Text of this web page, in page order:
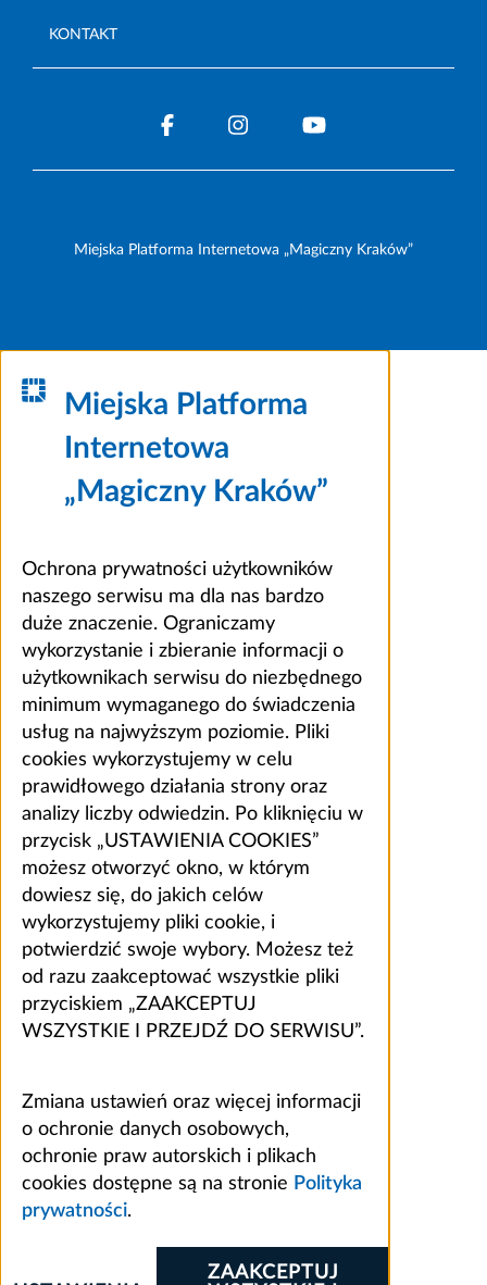
KONTAKT
Miejska Platforma Internetowa „Magiczny Kraków”
Miejska Platforma
Internetowa
„Magiczny Kraków”
Ochrona prywatności użytkowników
naszego serwisu ma dla nas bardzo
duże znaczenie. Ograniczamy
wykorzystanie i zbieranie informacji o
użytkownikach serwisu do niezbędnego
minimum wymaganego do świadczenia
usług na najwyższym poziomie. Pliki
cookies wykorzystujemy w celu
prawidłowego działania strony oraz
analizy liczby odwiedzin. Po kliknięciu w
przycisk „USTAWIENIA COOKIES”
możesz otworzyć okno, w którym
dowiesz się, do jakich celów
wykorzystujemy pliki cookie, i
potwierdzić swoje wybory. Możesz też
od razu zaakceptować wszystkie pliki
przyciskiem „ZAAKCEPTUJ
WSZYSTKIE I PRZEJDŹ DO SERWISU”.
Zmiana ustawień oraz więcej informacji
o ochronie danych osobowych,
ochronie praw autorskich i plikach
cookies dostępne są na stronie Polityka
prywatności.
ZAAKCEPTUJ